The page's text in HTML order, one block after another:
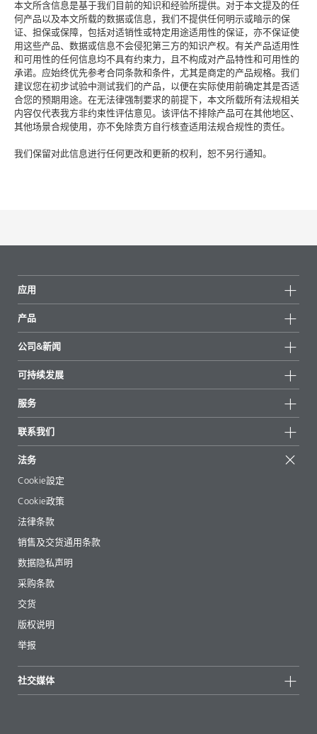
本文所含信息是基于我们目前的知识和经验所提供。对于本文提及的任
何产品以及本文所载的数据或信息，我们不提供任何明示或暗示的保
证、担保或保障，包括对适销性或特定用途适用性的保证，亦不保证使
用这些产品、数据或信息不会侵犯第三方的知识产权。有关产品适用性
和可用性的任何信息均不具有约束力，且不构成对产品特性和可用性的
承诺。应始终优先参考合同条款和条件，尤其是商定的产品规格。我们
建议您在初步试验中测试我们的产品，以便在实际使用前确定其是否适
合您的预期用途。在无法律强制要求的前提下，本文所载所有法规相关
内容仅代表我方非约束性评估意见。该评估不排除产品可在其他地区、
其他场景合规使用，亦不免除贵方自行核查适用法规合规性的责任。
我们保留对此信息进行任何更改和更新的权利，恕不另行通知。
应用
产品
所有产品
重点推荐
公司&新闻
新闻
新闻和媒体
地区和分销商
展会和活动
可持续发展
可持续产品
成功案例
EcoVadis
认证
服务
起始配方
文章
电子书
法规事务
助剂指南 App
视频
下载
联系我们
法务
Cookie設定
Cookie政策
法律条款
销售及交货通用条款
数据隐私声明
采购条款
交货
版权说明
举报
社交媒体